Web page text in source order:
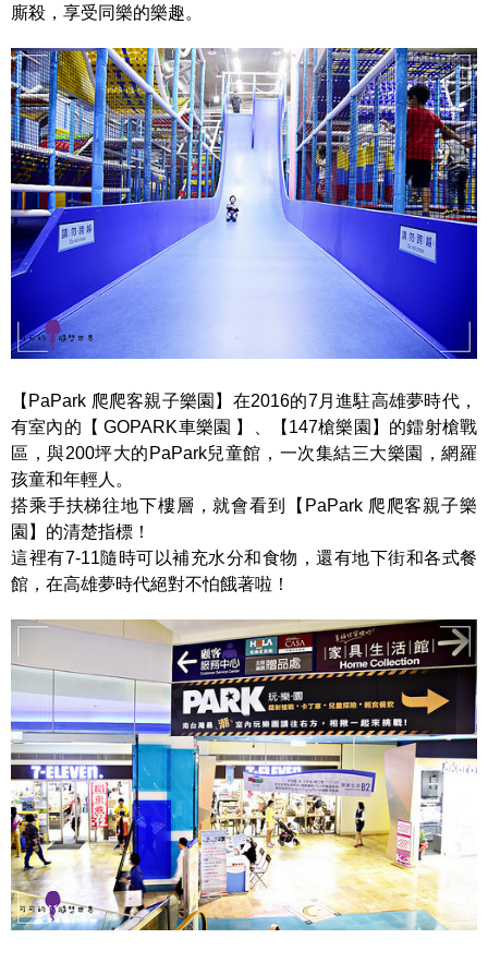
廝殺，享受同樂的樂趣。
【PaPark 爬爬客親子樂園】在2016的7月進駐高雄夢時代，
有室內的【 GOPARK車樂園 】、【147槍樂園】的鐳射槍戰
區，與200坪大的PaPark兒童館，一次集結三大樂園，網羅
孩童和年輕人。
搭乘手扶梯往地下樓層，就會看到【PaPark 爬爬客親子樂
園】的清楚指標！
這裡有7-11隨時可以補充水分和食物，還有地下街和各式餐
館，在高雄夢時代絕對不怕餓著啦！